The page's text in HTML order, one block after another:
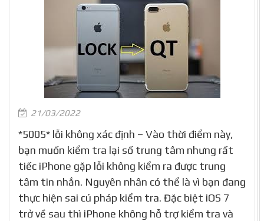
21/03/2022
*5005* lỗi không xác định – Vào thời điểm này,
bạn muốn kiểm tra lại số trung tâm nhưng rất
tiếc iPhone gặp lỗi không kiểm ra được trung
tâm tin nhắn. Nguyên nhân có thể là vì bạn đang
thực hiện sai cú pháp kiểm tra. Đặc biệt iOS 7
trở về sau thì iPhone không hỗ trợ kiểm tra và